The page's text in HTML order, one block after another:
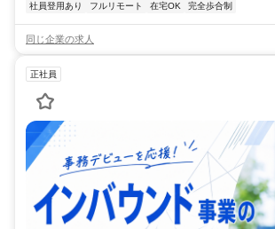
社員登用あり フルリモート 在宅OK 完全歩合制
同じ企業の求人
正社員